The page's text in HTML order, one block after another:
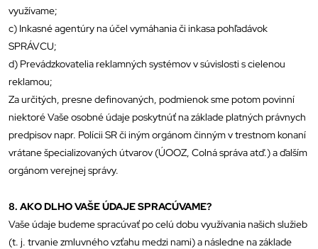
využívame;
c) Inkasné agentúry na účel vymáhania či inkasa pohľadávok
SPRÁVCU;
d) Prevádzkovatelia reklamných systémov v súvislosti s cielenou
reklamou;
Za určitých, presne definovaných, podmienok sme potom povinní
niektoré Vaše osobné údaje poskytnúť na základe platných právnych
predpisov napr. Polícii SR či iným orgánom činným v trestnom konaní
vrátane špecializovaných útvarov (ÚOOZ, Colná správa atď.) a ďalším
orgánom verejnej správy.
8. AKO DLHO VAŠE ÚDAJE SPRACÚVAME?
Vaše údaje budeme spracúvať po celú dobu využívania našich služieb
(t. j. trvanie zmluvného vzťahu medzi nami) a následne na základe